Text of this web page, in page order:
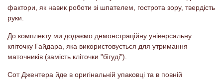
фактори, як навик роботи зі шпателем, гострота зору, твердість
руки.
До комплекту ми додаємо демонстраційну універсальну
кліточку Гайдара, яка використовується для утримання
маточників (замість кліточки "бігуді").
Сот Джентера йде в оригінальній упаковці та в повній